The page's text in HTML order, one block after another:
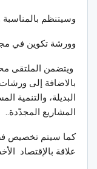
وسيتنظم
وورشة تكوين في
ويتضمن الملتقى
بالاضافة إلى
البديلة،
المشاريع المجدّدة..
كما سيتم تخصيص
علاقة بالإقتصاد